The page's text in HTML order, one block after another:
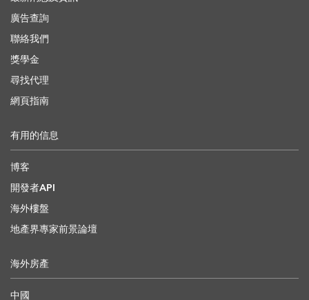
廣告查詢
聯絡我們
獎學金
尋找代理
網頁指南
有用的信息
博客
開發者API
海外樓盤
地產界專家前景論壇
海外房產
中國